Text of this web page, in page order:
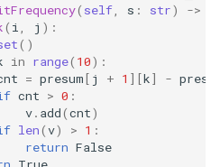
( self, s : str) ->
( i, j ):
()
in range( 10):
= presum[ j + 1 ][k] -
cnt > 0 :
v. add(cnt)
len(v) > 1 :
return False